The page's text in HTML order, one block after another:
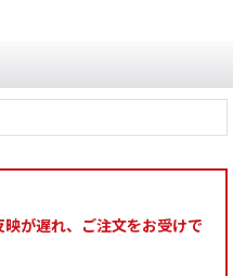
が遅れ、ご注文をお受けで